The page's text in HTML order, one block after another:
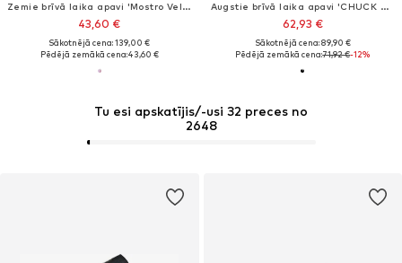
Zemie brīvā laika apavi 'Mostro Velvet Dream'
43,60 €
Sākotnējā cena: 139,00 €
Pēdējā zemākā cena:43,60 €
Augstie brīvā laika apavi 'CHUCK TAYLOR ALL STAR LIFT PLATFORM WIDE WIDTH'
62,93 €
Sākotnējā cena: 89,90 €
Pēdējā zemākā cena:71,92 €-12%
Tu esi apskatījis/-usi 32 preces no
2648